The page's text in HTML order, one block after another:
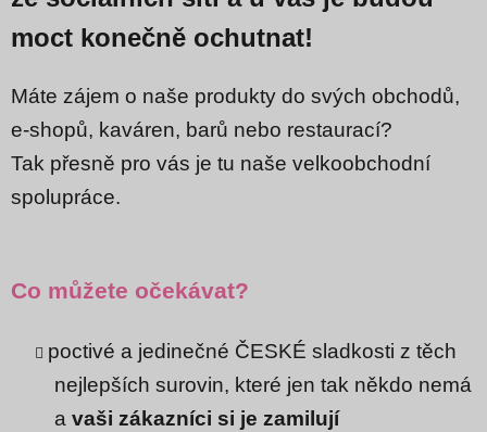
moct konečně ochutnat!
Máte zájem o naše produkty do svých obchodů,
e-shopů, kaváren, barů nebo restaurací?
Tak přesně pro vás je tu naše velkoobchodní
spolupráce.
Co můžete očekávat?
poctivé a jedinečné ČESKÉ sladkosti z těch
nejlepších surovin, které jen tak někdo nemá
a vaši zákazníci si je zamilují